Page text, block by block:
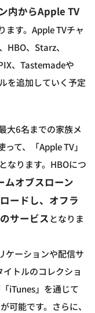
内からApple TV
ます。Apple TVチャ
HBO、Starz、
、Tastemadeや
を追加していく予定
大6名までの家族メ
て、「Apple TV」
なります。HBOにつ
ムオブスローン
ードし、オフラ
サービスとなりま
ケーションや配信サ
トルのコレクショ
iTunes」を通じて
可能です。さらに、